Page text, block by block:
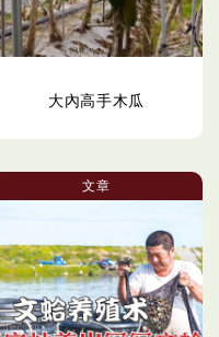
大內高手木瓜
文章